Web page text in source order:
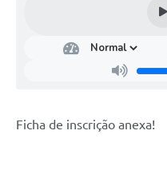
Ficha de inscrição anexa!